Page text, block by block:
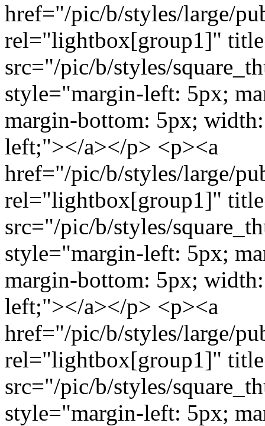
href="/pic/b/styles/large/
rel="lightbox[group1]"
src="/pic/b/styles/
style="margin-left: 5px;
margin-bottom: 5px;
left;"></a></p> <p><a
href="/pic/b/styles/large/
rel="lightbox[group1]"
src="/pic/b/styles/
style="margin-left: 5px;
margin-bottom: 5px;
left;"></a></p> <p><a
href="/pic/b/styles/large/
rel="lightbox[group1]"
src="/pic/b/styles/
style="margin-left: 5px;